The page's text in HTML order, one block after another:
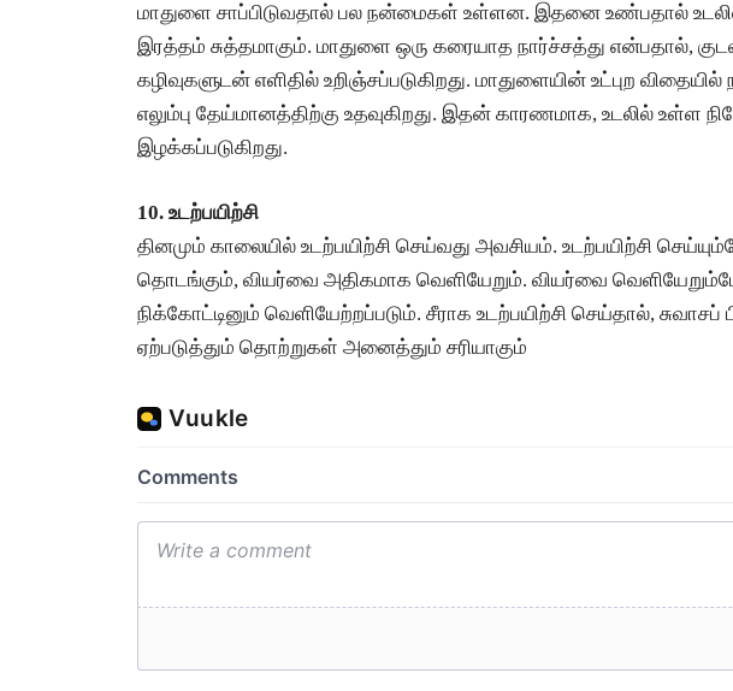
மாதுளை சாப்பிடுவதால் பல நன்மைகள் உள்ளன. இதனை உண்பதால்
இரத்தம் சுத்தமாகும். மாதுளை ஒரு கரையாத நார்ச்சத்து என்பதால்,
கழிவுகளுடன் எளிதில் உறிஞ்சப்படுகிறது. மாதுளையின் உட்புற விதையில்
எலும்பு தேய்மானத்திற்கு உதவுகிறது. இதன் காரணமாக, உடலில் உள்ள
இழக்கப்படுகிறது.
10. உடற்பயிற்சி
தினமும் காலையில் உடற்பயிற்சி செய்வது அவசியம். உடற்பயிற்சி
தொடங்கும், வியர்வை அதிகமாக வெளியேறும். வியர்வை
நிக்கோட்டினும் வெளியேற்றப்படும். சீராக உடற்பயிற்சி செய்தால்,
ஏற்படுத்தும் தொற்றுகள் அனைத்தும் சரியாகும்